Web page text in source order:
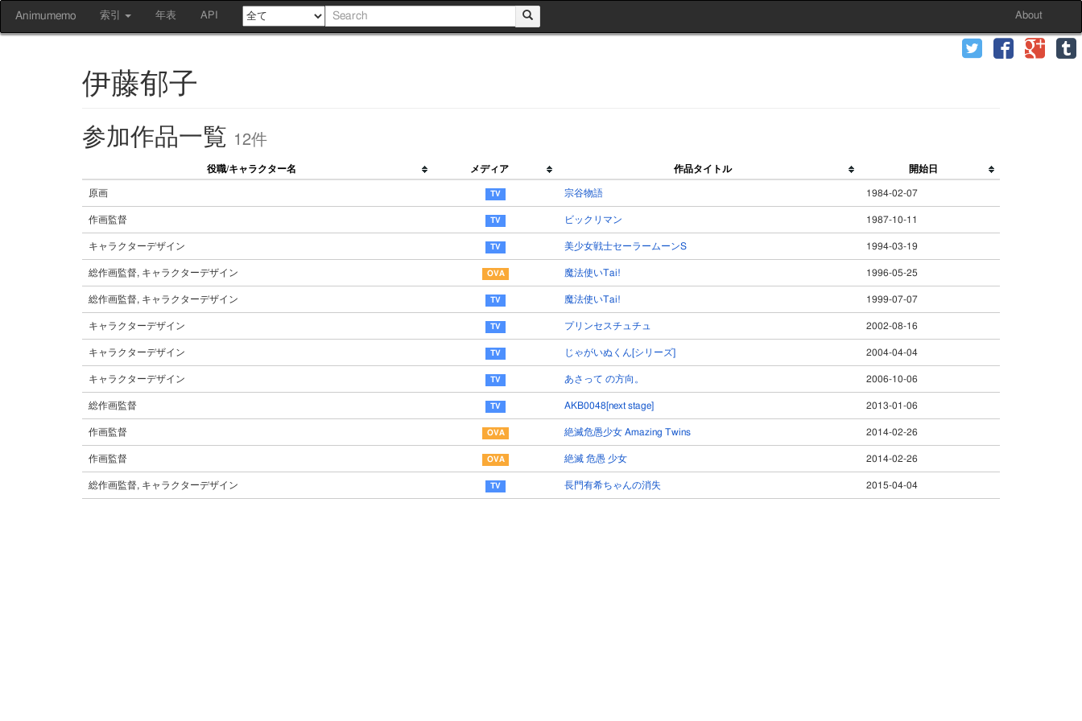
Animumemo 索引 年表 API About
伊藤郁子
参加作品一覧 12件
役職/キャラクター名 メディア 作品タイトル 開始日
原画 宗谷物語 1984-02-07
作画監督 ビックリマン 1987-10-11
キャラクターデザイン 美少女戦士セーラームーンS 1994-03-19
総作画監督, キャラクターデザイン 魔法使いTai! 1996-05-25
総作画監督, キャラクターデザイン 魔法使いTai! 1999-07-07
キャラクターデザイン プリンセスチュチュ 2002-08-16
キャラクターデザイン じゃがいぬくん[シリーズ] 2004-04-04
キャラクターデザイン あさって の方向。 2006-10-06
総作画監督 AKB0048[next stage] 2013-01-06
作画監督 絶滅危愚少女 Amazing Twins 2014-02-26
作画監督 絶滅 危愚 少女 2014-02-26
総作画監督, キャラクターデザイン 長門有希ちゃんの消失 2015-04-04